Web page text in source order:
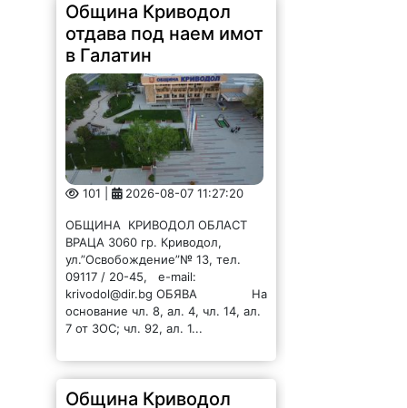
Община Криводол
отдава под наем имот
в Галатин
101 | 2026-08-07 11:27:20
ОБЩИНА КРИВОДОЛ ОБЛАСТ
ВРАЦА 3060 гр. Криводол,
ул.”Освобождение”№ 13, тел.
09117 / 20-45, e-mail:
krivodol@dir.bg ОБЯВА На
основание чл. 8, ал. 4, чл. 14, ал.
7 от ЗОС; чл. 92, ал. 1...
Община Криводол